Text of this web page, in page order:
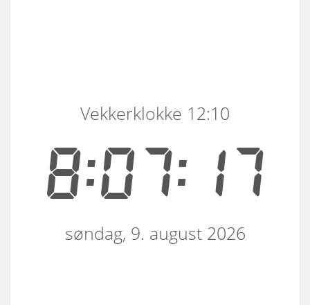
8:07:17
Vekkerklokke 12:10
søndag, 9. august 2026